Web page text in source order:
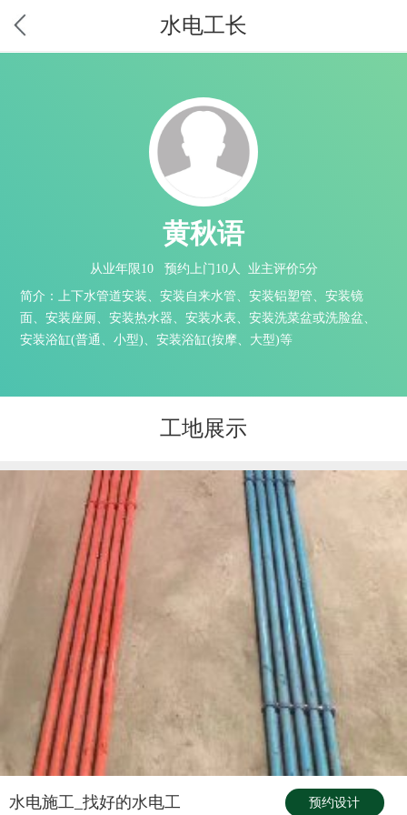
水电工长
黄秋语
从业年限10 预约上门10人 业主评价5分
简介：上下水管道安装、安装自来水管、安装铝塑管、安装镜
面、安装座厕、安装热水器、安装水表、安装洗菜盆或洗脸盆、
安装浴缸(普通、小型)、安装浴缸(按摩、大型)等
工地展示
水电施工_找好的水电工 预约设计